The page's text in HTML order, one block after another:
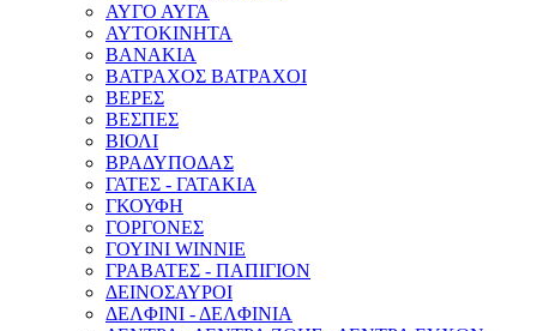
ΑΥΓΟ ΑΥΓΑ
ΑΥΤΟΚΙΝΗΤΑ
ΒΑΝΑΚΙΑ
ΒΑΤΡΑΧΟΣ ΒΑΤΡΑΧΟΙ
ΒΕΡΕΣ
ΒΕΣΠΕΣ
ΒΙΟΛΙ
ΒΡΑΔΥΠΟΔΑΣ
ΓΑΤΕΣ - ΓΑΤΑΚΙΑ
ΓΚΟΥΦΗ
ΓΟΡΓΟΝΕΣ
ΓΟΥΙΝΙ WINNIE
ΓΡΑΒΑΤΕΣ - ΠΑΠΙΓΙΟΝ
ΔΕΙΝΟΣΑΥΡΟΙ
ΔΕΛΦΙΝΙ - ΔΕΛΦΙΝΙΑ